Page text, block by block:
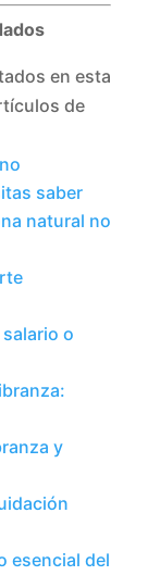
en esta
de
saber
natural no
o
y
esencial del